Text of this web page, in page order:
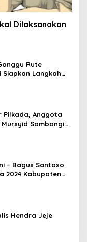
Dilaksanakan
Rute
Langkah
Pilkada, Anggota
Mursyid Sambangi
– Bagus Santoso
2024 Kabupaten
Hendra Jeje